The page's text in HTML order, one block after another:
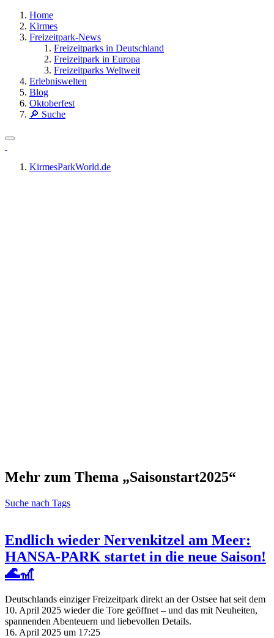
Home
Kirmes
Freizeitpark-News
Freizeitparks in Deutschland
Freizeitpark in Europa
Freizeitparks Weltweit
Erlebniswelten
Blog
Oktoberfest
🔎 Suche
KirmesParkWorld.de
Mehr zum Thema „Saisonstart2025“
Suche nach Tags
Endlich wieder Nervenkitzel am Meer:
HANSA-PARK startet in die neue Saison!
🌊🎢
Deutschlands einziger Freizeitpark direkt an der Ostsee hat seit dem
10. April 2025 wieder die Tore geöffnet – und das mit Neuheiten,
spannenden Abenteuern und liebevollen Details.
16. April 2025 um 17:25